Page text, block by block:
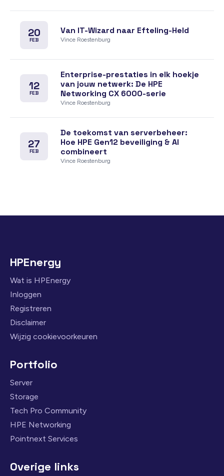
20
FEB
Van IT-Wizard naar Efteling-Held
Vince Roestenburg
12
FEB
Enterprise-prestaties in elk hoekje
van jouw netwerk: De HPE
Networking CX 6000-serie
Vince Roestenburg
27
FEB
De toekomst van serverbeheer:
Hoe HPE Gen12 beveiliging & AI
combineert
Vince Roestenburg
HPEnergy
Wat is HPEnergy
Inloggen
Registreren
Disclaimer
Wijzig cookievoorkeuren
Portfolio
Server
Storage
Tech Pro Community
HPE Networking
Pointnext Services
Overige links